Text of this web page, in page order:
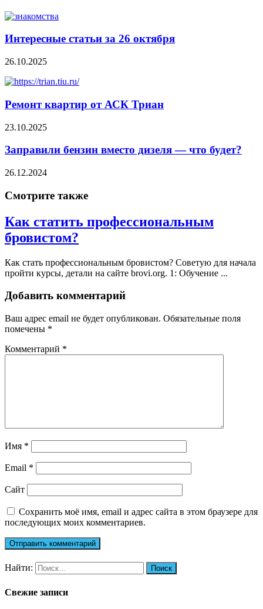
Интересные статьи за 26 октября
26.10.2025
Ремонт квартир от АСК Триан
23.10.2025
Заправили бензин вместо дизеля — что будет?
26.12.2024
Смотрите также
Как статить профессиональным
бровистом?
Как стать профессиональным бровистом? Советую для начала
пройти курсы, детали на сайте brovi.org. 1: Обучение ...
Добавить комментарий
Ваш адрес email не будет опубликован. Обязательные поля
помечены *
Комментарий *
Имя *
Email *
Сайт
Сохранить моё имя, email и адрес сайта в этом браузере для
последующих моих комментариев.
Найти:
Свежие записи